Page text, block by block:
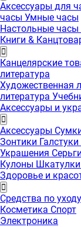
Аксессуары для
часы Умные часы
Настольные часы
Книги &
Канцелярские
литература
Художественная
литература
Аксессуары и
Аксессуары
Зонтики Галстуки
Украшения Серьги
Кулоны Шкатулки
Здоровье и
Средства по уходу
Косметика Спорт
Электроника